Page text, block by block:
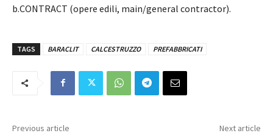
b.CONTRACT (opere edili, main/general contractor).
TAGS BARACLIT CALCESTRUZZO PREFABBRICATI
Previous article Next article